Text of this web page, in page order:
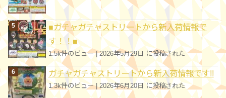
■ガチャガチャストリートから新入荷情報で
す！！■
1.5k件のビュー|2026年5月29日 に投稿された
ガチャガチャストリートから新入荷情報です!!
1.3k件のビュー|2026年6月20日 に投稿された